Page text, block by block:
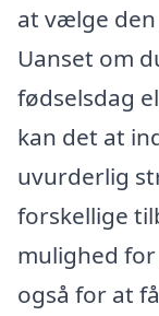
at vælge
Uanset om
fødselsdag
kan det at
uvurderlig
forskellige
mulighed
også for at